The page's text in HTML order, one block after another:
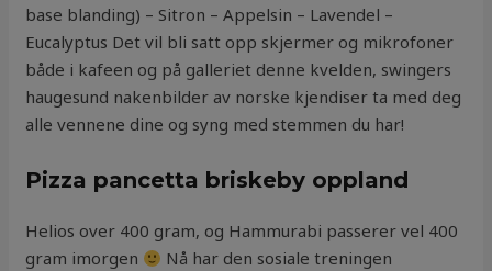
base blanding) – Sitron – Appelsin – Lavendel –
Eucalyptus Det vil bli satt opp skjermer og mikrofoner
både i kafeen og på galleriet denne kvelden, swingers
haugesund nakenbilder av norske kjendiser ta med deg
alle vennene dine og syng med stemmen du har!
Pizza pancetta briskeby oppland
Helios over 400 gram, og Hammurabi passerer vel 400
gram imorgen
Nå har den sosiale treningen